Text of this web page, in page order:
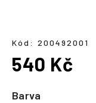
Barva
Kód: 200492001
540 Kč
cena:
í
t
?